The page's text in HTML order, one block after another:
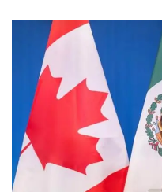
contenido